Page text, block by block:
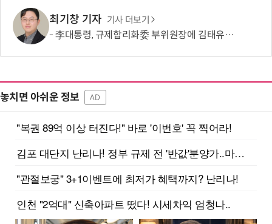
최기창 기자 기사 더보기
李대통령, 규제합리화委 부위원장에 김태유 서울대 공대 교수 위촉
놓치면 아쉬운 정보 AD